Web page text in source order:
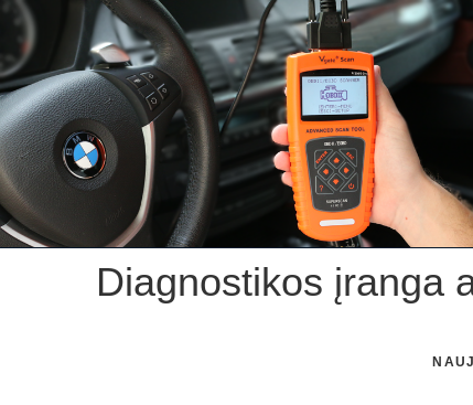
Skip
content
Diagnostikos įranga